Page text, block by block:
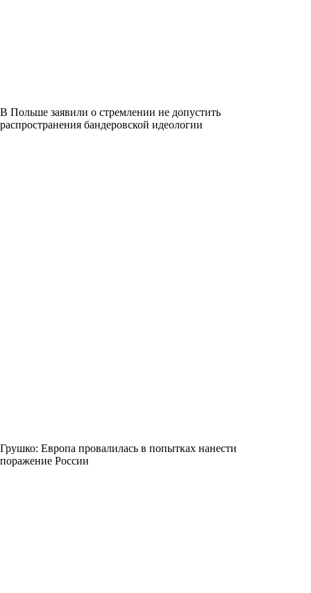
В Польше заявили о стремлении не допустить
распространения бандеровской идеологии
Грушко: Европа провалилась в попытках нанести
поражение России